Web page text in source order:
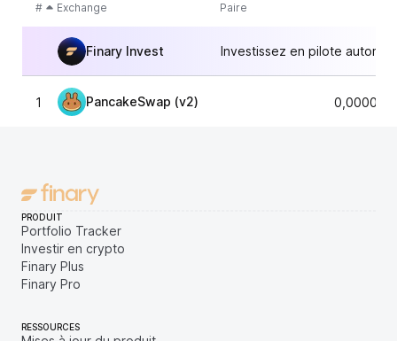
# Exchange Paire
Finary Invest Investissez en pilote
1 PancakeSwap (v2)
PRODUIT
Portfolio Tracker
Investir en crypto
Finary Plus
Finary Pro
RESSOURCES